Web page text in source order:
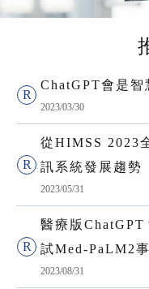
ChatGPT會是
2023/03/30
從HIMSS 2023
訊系統發展趨勢
2023/05/31
醫療版ChatGPT
試Med-PaLM2
2023/08/31